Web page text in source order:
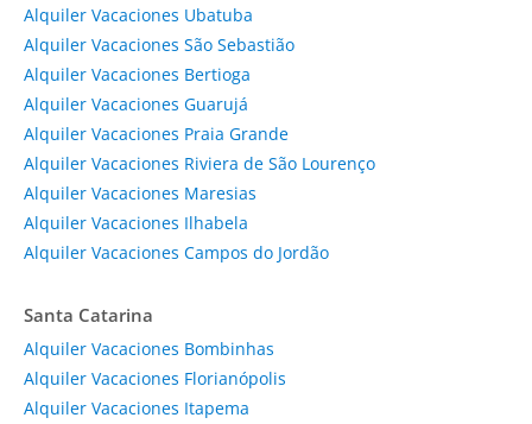
Alquiler Vacaciones Ubatuba
Alquiler Vacaciones São Sebastião
Alquiler Vacaciones Bertioga
Alquiler Vacaciones Guarujá
Alquiler Vacaciones Praia Grande
Alquiler Vacaciones Riviera de São Lourenço
Alquiler Vacaciones Maresias
Alquiler Vacaciones Ilhabela
Alquiler Vacaciones Campos do Jordão
Santa Catarina
Alquiler Vacaciones Bombinhas
Alquiler Vacaciones Florianópolis
Alquiler Vacaciones Itapema